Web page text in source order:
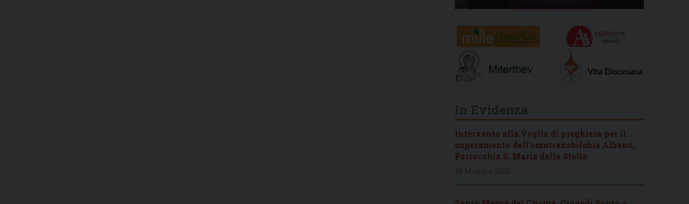
Intervento alla Veglia di preghiera per il
superamento dell’omotransbifobia Albano,
Parrocchia S. Maria della Stella